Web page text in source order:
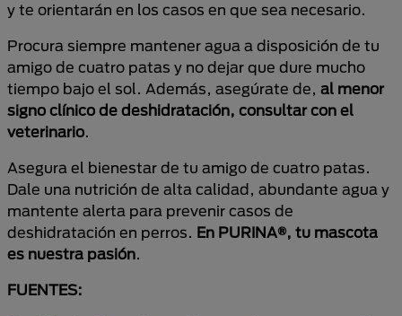
y te orientarán en los casos en que sea necesario.
Procura siempre mantener agua a disposición de tu
amigo de cuatro patas y no dejar que dure mucho
tiempo bajo el sol. Además, asegúrate de, al menor
signo clínico de deshidratación, consultar con el
veterinario.
Asegura el bienestar de tu amigo de cuatro patas.
Dale una nutrición de alta calidad, abundante agua y
mantente alerta para prevenir casos de
deshidratación en perros. En PURINA®, tu mascota
es nuestra pasión.
FUENTES: